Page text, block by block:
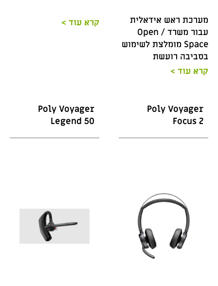
מערכת ראש אידאלית
עבור משרד / Open
Space מומלצת לשימוש
בסביבה רועשת
קרא עוד >
קרא עוד >
Poly Voyager
Focus 2
Poly Voyager
Legend 50